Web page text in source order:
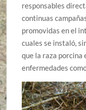
responsables
continuas
promovidas en el
cuales se instaló,
que la raza porcina
enfermedades